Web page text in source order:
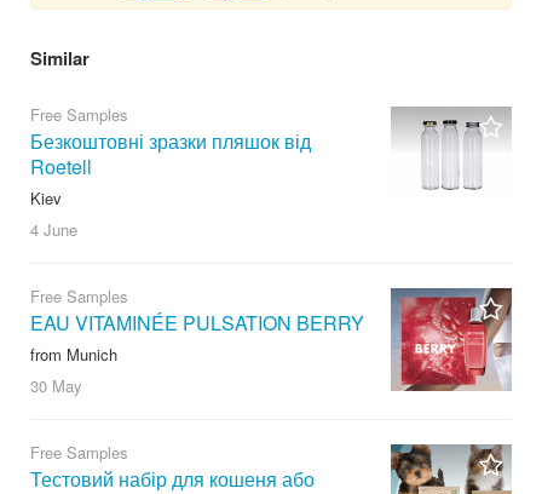
Similar
Free Samples
Безкоштовні зразки пляшок від
Roetell
Kiev
4 June
Free Samples
EAU VITAMINÉE PULSATION BERRY
from Munich
30 May
Free Samples
Тестовий набір для кошеня або